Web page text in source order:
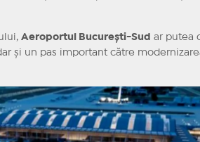
Aeroportul București-Sud ar putea
și un pas important către